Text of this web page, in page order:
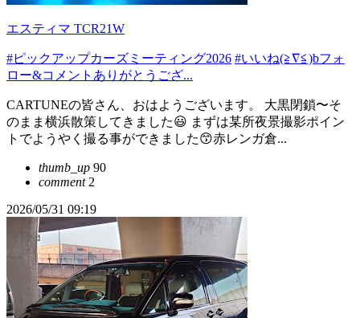
エスティマ TCR21W
#ピックアップカーズミーティング2026 #いいね(≧∇≦)bフォ
ロー&コメントありがとうござ...
CARTUNEの皆さん、おはようございます。 大黒閉鎖〜そ
のまま横浜散策してきました😃 まずは某所夜景撮影ポイン
トでようやく撮る事ができました😙赤レンガ倉...
thumb_up 90
comment2
2026/05/31 09:19